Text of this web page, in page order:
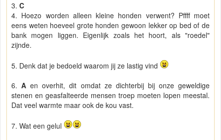
3. C
4. Hoezo worden alleen kleine honden verwent? Pffff moet
eens weten hoeveel grote honden gewoon lekker op bed of de
bank mogen liggen. Eigenlijk zoals het hoort, als "roedel"
zijnde.
5. Denk dat je bedoeld waarom jij ze lastig vind
6.Aen overhit, dit omdat ze dichterbij bij onze geweldige
stenen en geasfalteerde mensen troep moeten lopen meestal.
Dat veel warmte maar ook de kou vast.
7. Wat een gelul